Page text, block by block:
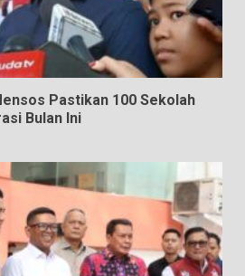
Pastikan 100 Sekolah
Bulan Ini